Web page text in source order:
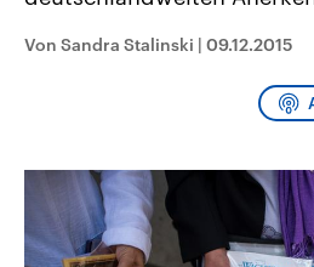
Wahl.
Von Sandra Stalinski | 09.12.2015